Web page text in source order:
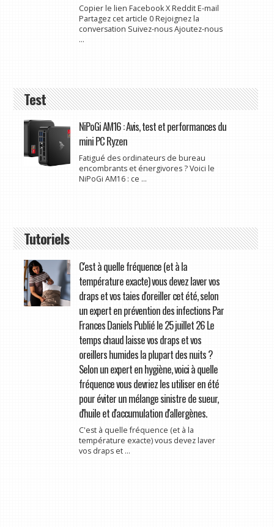
Copier le lien Facebook X Reddit E-mail
Partagez cet article 0 Rejoignez la
conversation Suivez-nous Ajoutez-nous
...
Test
NiPoGi AM16 : Avis, test et performances du
mini PC Ryzen
Fatigué des ordinateurs de bureau
encombrants et énergivores ? Voici le
NiPoGi AM16 : ce ...
Tutoriels
C'est à quelle fréquence (et à la
température exacte) vous devez laver vos
draps et vos taies d'oreiller cet été, selon
un expert en prévention des infections Par
Frances Daniels Publié le 25 juillet 26 Le
temps chaud laisse vos draps et vos
oreillers humides la plupart des nuits ?
Selon un expert en hygiène, voici à quelle
fréquence vous devriez les utiliser en été
pour éviter un mélange sinistre de sueur,
d'huile et d'accumulation d'allergènes.
C'est à quelle fréquence (et à la
température exacte) vous devez laver
vos draps et ...